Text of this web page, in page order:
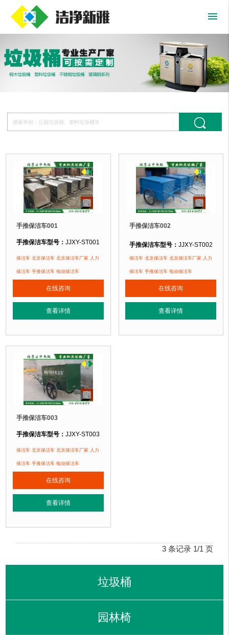
menu
手推保洁车001
手推保洁车型号：JJXY-ST001
手推保洁车规格：长1200mm 宽600mm 高600mm
手推保洁车材质： 不锈钢
手推保洁车周期：现货手推保洁车 厂家直销 来图定制
手推保洁车特点：
选用优质不锈钢裁剪、压制、折弯后再焊接而成型，手推
正在使用该手推保洁车的部分客户：
北京奥林匹克水上公园、北京玉渊潭公园、北京某小区....
保洁车 北京保洁车 北京保洁车厂家 人力
保洁车 手推保洁车 电动保洁车
在线咨询
查看详情
手推保洁车002
手推保洁车型号： JJXY-ST002
手推保洁车规格：长1200mm 宽
手推保洁车材质：钢板
手推保洁车特点：选用优质钢板裁
正在使用该手推保洁车的部分客户：
北京奥林匹克水上公园、北京玉渊
保洁车 北京保洁车 北京保洁车厂家 人力
保洁车 手推保洁车 电动保洁车
在线咨询
查看详情
手推保洁车003
手推保洁车型号：JJXY-ST003
手推保洁车规格：长1350mm 宽700mm 高800mm
手推保洁车材质： 钢板
手推保洁车周期：现货手推保洁车 厂家直销 来图定制
手推保洁车特点：
选用优质钢板裁剪、压制、折弯后再焊接而成型，手推保
正在使用该手推保洁车的部分客户：
北京奥林匹克水上公园、北京玉渊潭公园、北京某小区....
保洁车 北京保洁车 北京保洁车厂家 人力
保洁车 手推保洁车 电动保洁车
在线咨询
查看详情
3 条记录 1/1 页
垃圾桶
园林椅